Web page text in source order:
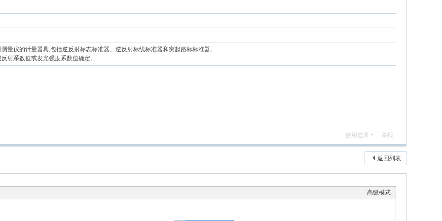
量仪的计量器具,包括逆反射标志标准器、逆反射标线标准器和突起路标标准器。
射系数值或发光强度系数值确定。
使用道具 举报
返回列表
高级模式